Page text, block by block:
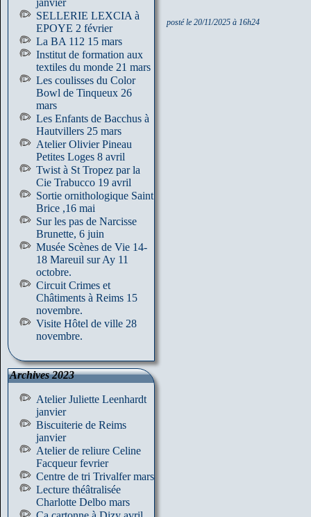
janvier
SELLERIE LEXCIA à
EPOYE 2 février
La BA 112 15 mars
Institut de formation aux
textiles du monde 21 mars
Les coulisses du Color
Bowl de Tinqueux 26
mars
Les Enfants de Bacchus à
Hautvillers 25 mars
Atelier Olivier Pineau
Petites Loges 8 avril
Twist à St Tropez par la
Cie Trabucco 19 avril
Sortie ornithologique Saint
Brice ,16 mai
Sur les pas de Narcisse
Brunette, 6 juin
Musée Scènes de Vie 14-
18 Mareuil sur Ay 11
octobre.
Circuit Crimes et
Châtiments à Reims 15
novembre.
Visite Hôtel de ville 28
novembre.
Archives 2023
Atelier Juliette Leenhardt
janvier
Biscuiterie de Reims
janvier
Atelier de reliure Celine
Facqueur fevrier
Centre de tri Trivalfer mars
Lecture théâtralisée
Charlotte Delbo mars
posté le 20/11/2025 à 16h24